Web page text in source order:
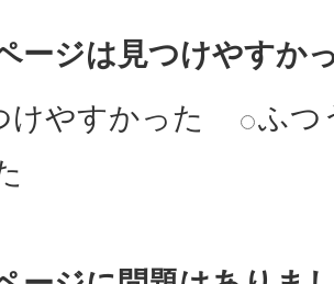
ージは見つけやすか
けやすかった
ふつ